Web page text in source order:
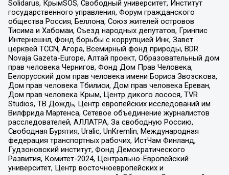
Solidarus, КрымSOS, Свободный университет, Институт
государственного управления, Форум гражданского
общества Россия, Беллона, Союз жителей островов
Тисима и Хабомаи, Съезд народных депутатов, Гринпис
Интернешнл, Фонд борьбы с коррупцией Инк, Завет
церквей TCCN, Агора, Всемирный фонд природы, BDR
Novaja Gazeta-Europe, Алтай проект, Образовательный дом
прав человека Чернигов, Фонд Дом Прав Человека,
Белорусский дом прав человека имени Бориса Звозскова,
Дом прав человека Тбилиси, Дом прав человека Ереван,
Дом прав человека Крым, Центр дикого лосося, TVR
Studios, ТВ Дождь, Центр европейских исследований им
Вилфрида Мартенса, Сетевое объединение журналистов
расследователей, АЛЛАТРА, За свободную Россию,
Свободная Бурятия, Uralic, UnKremlin, Международная
федерация транспортных рабочих, ИстЧам Финланд,
Гудзоновский институт, Фонд Демократического
Развития, Комитет-2024, Центрально-Европейский
университет, Центр восточноевропейских и